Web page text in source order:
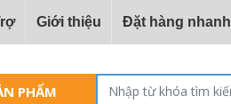
Giới thiệu Đặt hàng nhanh
PHẨM